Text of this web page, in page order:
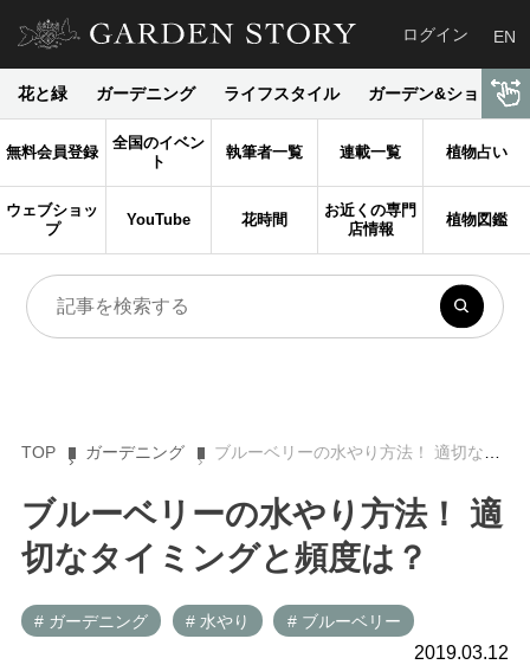
ログイン EN
花と緑 ガーデニング ライフスタイル ガーデン&ショップ
無料会員登録
全国のイベン
ト
執筆者一覧 連載一覧 植物占い
ウェブショッ
プ
YouTube 花時間
お近くの専門
店情報
植物図鑑
TOP ガーデニング ブルーベリーの水やり方法！ 適切なタイミングと頻度は？
ブルーベリーの水やり方法！ 適
切なタイミングと頻度は？
# ガーデニング # 水やり # ブルーベリー
2019.03.12